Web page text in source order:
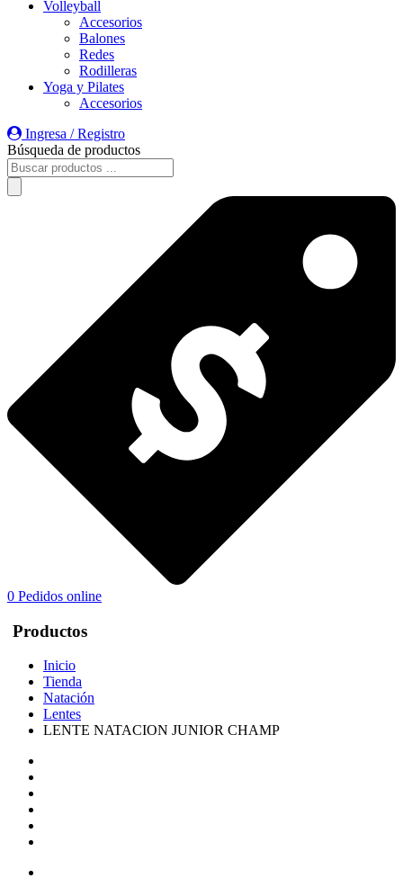
Volleyball
Accesorios
Balones
Redes
Rodilleras
Yoga y Pilates
Accesorios
Ingresa / Registro
Búsqueda de productos
0 Pedidos online
Productos
Inicio
Tienda
Natación
Lentes
LENTE NATACION JUNIOR CHAMP